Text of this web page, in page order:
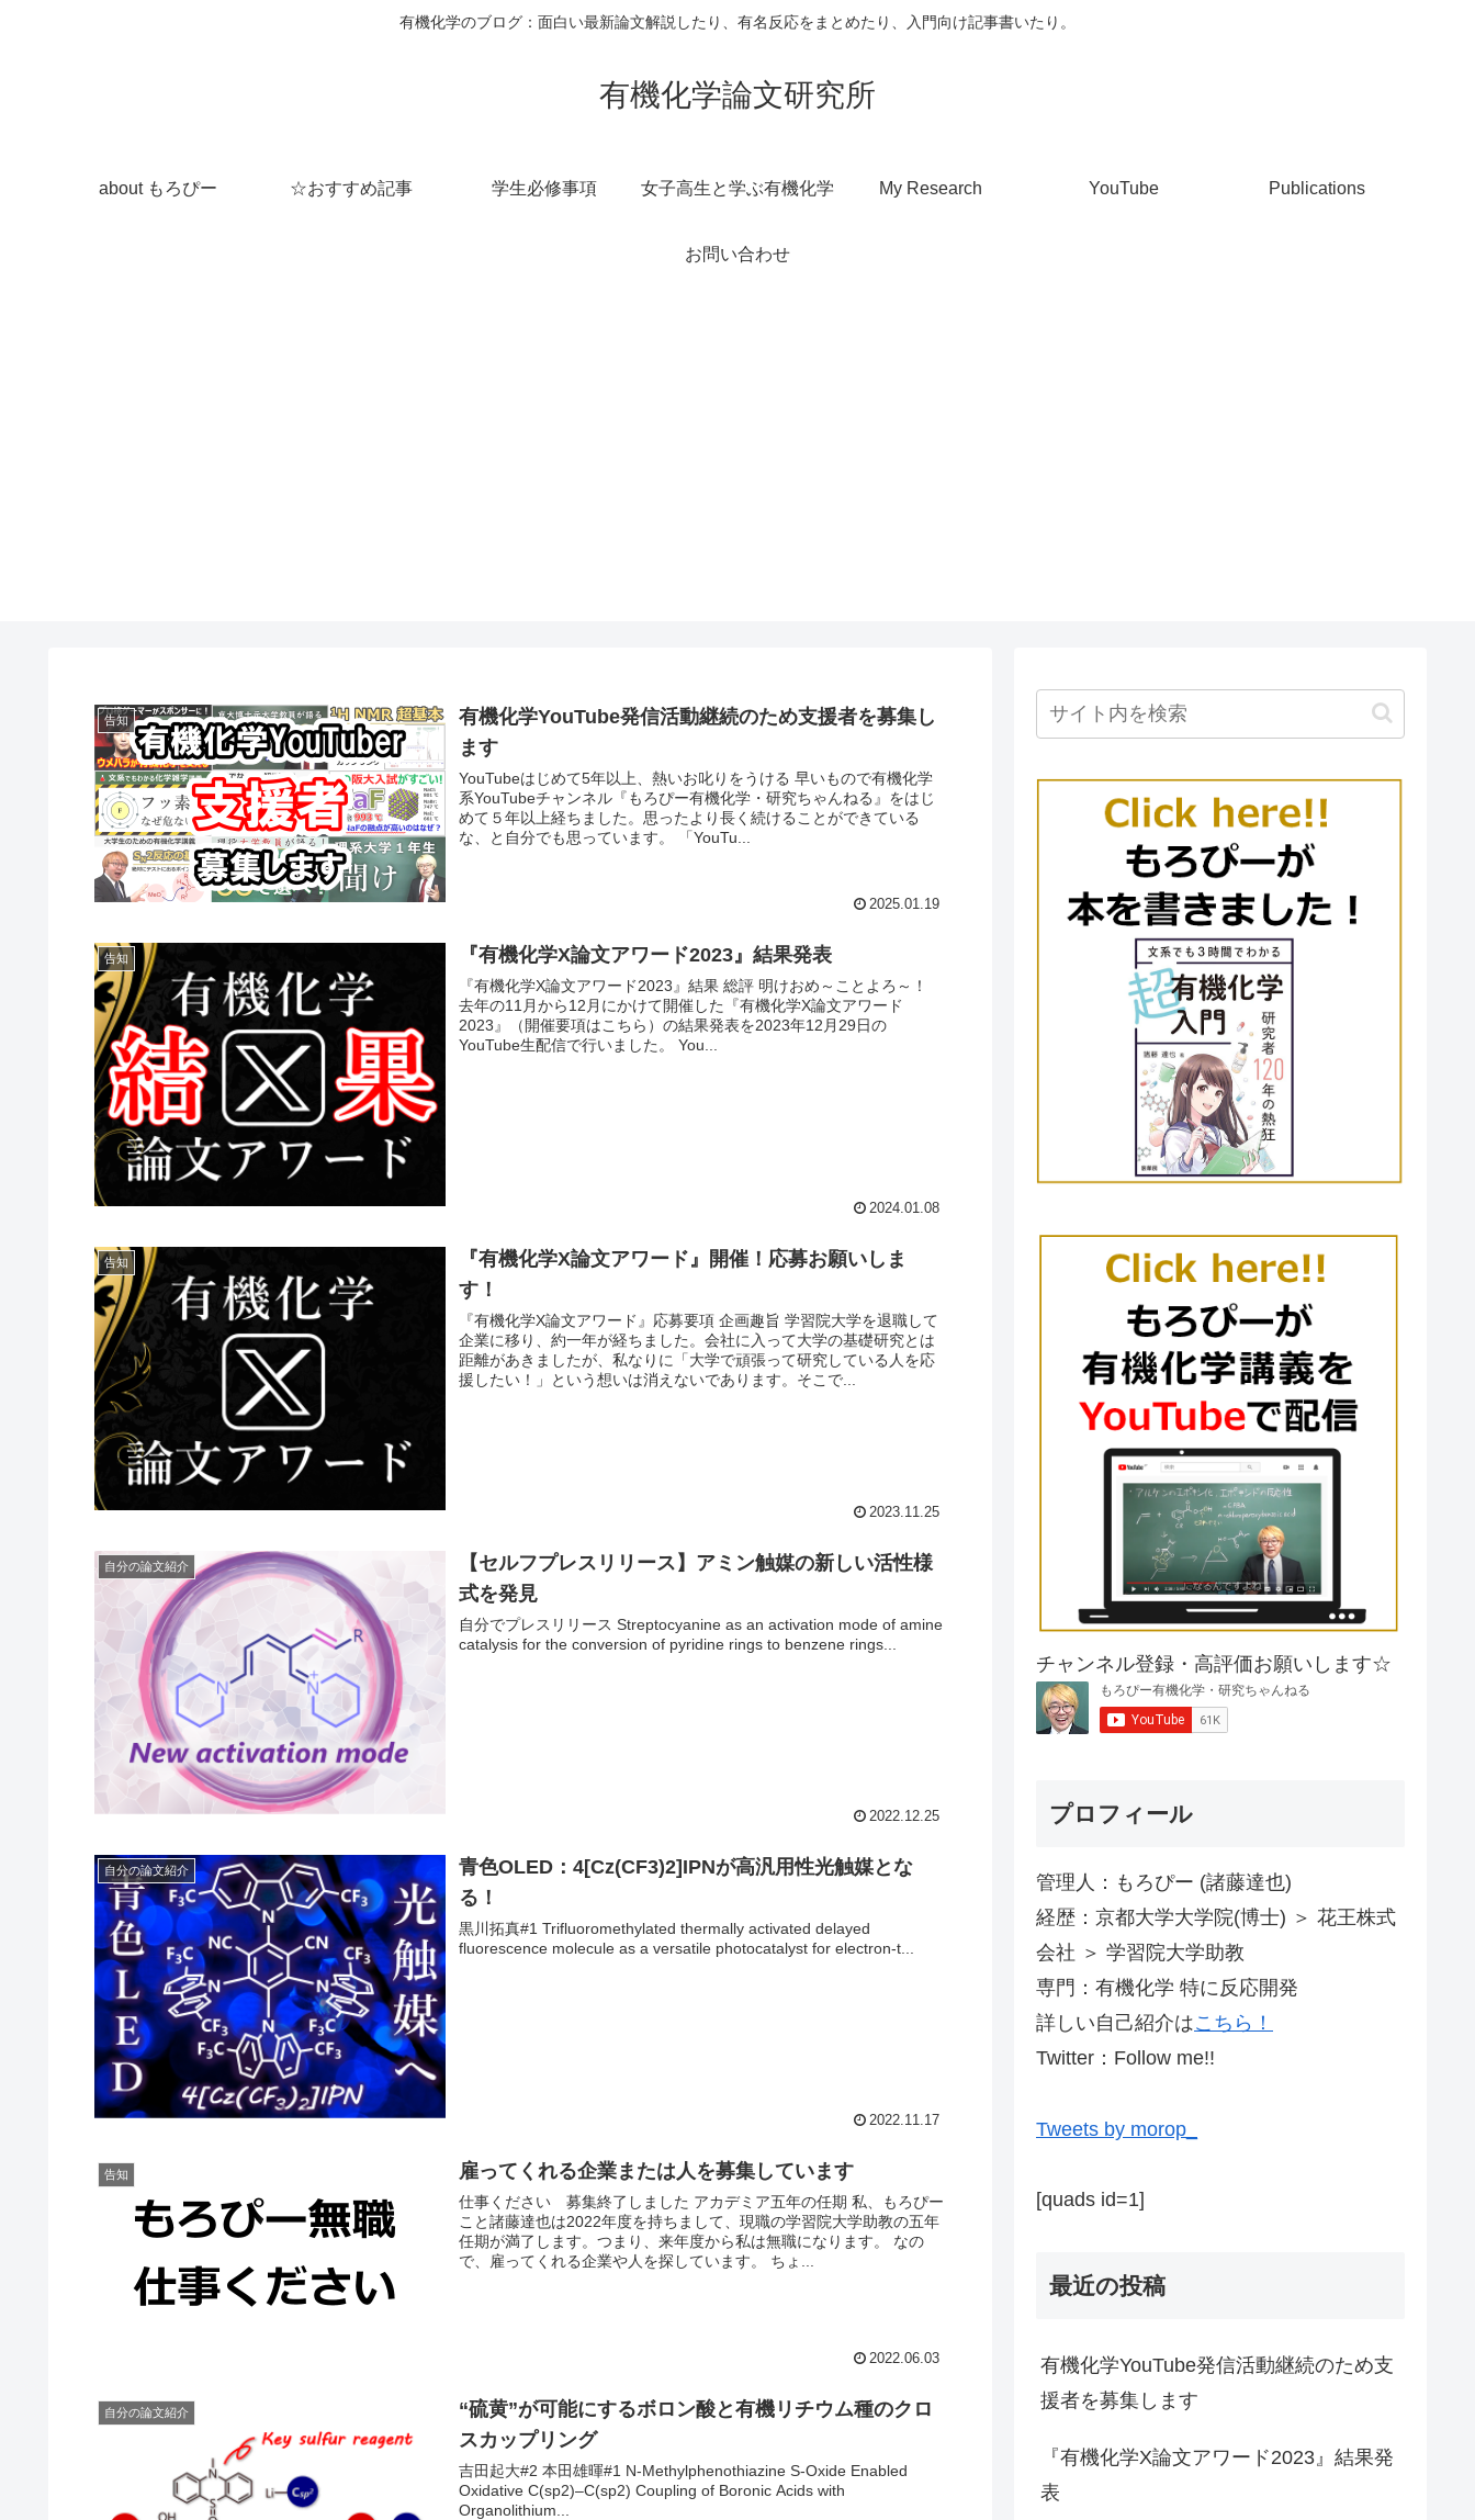
有機化学のブログ：面白い最新論文解説したり、有名反応をまとめたり、入門向け記事書いたり。
有機化学論文研究所
about もろぴー ☆おすすめ記事 学生必修事項 女子高生と学ぶ有機化学 My Research YouTube Publications
お問い合わせ
告知
有機化学YouTube発信活動継続のため支援者を募集し
ます
YouTubeはじめて5年以上、熱いお叱りをうける 早いもので有機化学
系YouTubeチャンネル『もろぴー有機化学・研究ちゃんねる』をはじ
めて５年以上経ちました。思ったより長く続けることができている
な、と自分でも思っています。 「YouTu...
2025.01.19
告知 『有機化学X論文アワード2023』結果発表
『有機化学X論文アワード2023』結果 総評 明けおめ～ことよろ～！
去年の11月から12月にかけて開催した『有機化学X論文アワード
2023』（開催要項はこちら）の結果発表を2023年12月29日の
YouTube生配信で行いました。 You...
2024.01.08
告知
『有機化学X論文アワード』開催！応募お願いしま
す！
『有機化学X論文アワード』応募要項 企画趣旨 学習院大学を退職して
企業に移り、約一年が経ちました。会社に入って大学の基礎研究とは
距離があきましたが、私なりに「大学で頑張って研究している人を応
援したい！」という想いは消えないであります。そこで...
2023.11.25
自分の論文紹介
【セルフプレスリリース】アミン触媒の新しい活性様
式を発見
自分でプレスリリース Streptocyanine as an activation mode of amine
catalysis for the conversion of pyridine rings to benzene rings...
2022.12.25
自分の論文紹介
青色OLED：4[Cz(CF3)2]IPNが高汎用性光触媒とな
る！
黒川拓真#1 Trifluoromethylated thermally activated delayed
fluorescence molecule as a versatile photocatalyst for electron-t...
2022.11.17
告知 雇ってくれる企業または人を募集しています
仕事ください 募集終了しました アカデミア五年の任期 私、もろぴー
こと諸藤達也は2022年度を持ちまして、現職の学習院大学助教の五年
任期が満了します。つまり、来年度から私は無職になります。 なの
で、雇ってくれる企業や人を探しています。 ちょ...
2022.06.03
自分の論文紹介
“硫黄”が可能にするボロン酸と有機リチウム種のクロ
スカップリング
吉田起大#2 本田雄暉#1 N-Methylphenothiazine S-Oxide Enabled
Oxidative C(sp2)–C(sp2) Coupling of Boronic Acids with
Organolithium...
チャンネル登録・高評価お願いします☆
プロフィール
管理人：もろぴー (諸藤達也)
経歴：京都大学大学院(博士) ＞ 花王株式
会社 ＞ 学習院大学助教
専門：有機化学 特に反応開発
詳しい自己紹介はこちら！
Twitter：Follow me!!
Tweets by morop_
[quads id=1]
最近の投稿
有機化学YouTube発信活動継続のため支
援者を募集します
『有機化学X論文アワード2023』結果発
表